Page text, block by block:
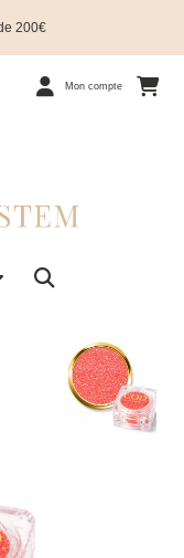
200€
Mon compte